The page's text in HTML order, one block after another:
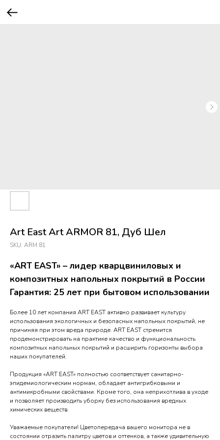
Art East Art ARMOR 81, Дуб Шел
SKU: ARM 81
«ART EAST» – лидер кварцвиниловых и
композитных напольных покрытий в России
Гарантия: 25 лет при бытовом использовании
Более 10 лет компания ART EAST активно развивает культуру
использования экологичных и безопасных напольных покрытий, не
причиняя при этом вреда природе. ART EAST стремится
продемонстрировать на практике качество и функциональность
композитных напольных покрытий и расширить горизонты выбора
наших покупателей.
Продукция «ART EAST» полностью соответствует санитарно-
эпидемиологическим нормам, обладает антигрибковыми и
антимикробными свойствами. Кроме того, она неприхотлива в уходе
и позволяет производить уборку без использования вредных
химических веществ.
Уважаемые покупатели! Цветопередача вашего монитора не в
состоянии отразить палитру цветов и оттенков, а также удивительную